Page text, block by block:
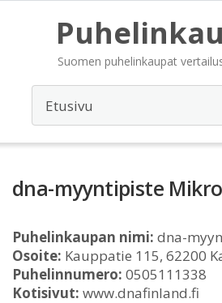
Suomen puhelinkaupat
dna-myyntipiste
Puhelinkaupan nimi: dna-
Osoite: Kauppatie 115, 62200
Puhelinnumero: 0505111338
Kotisivut: www.dnafinland.fi